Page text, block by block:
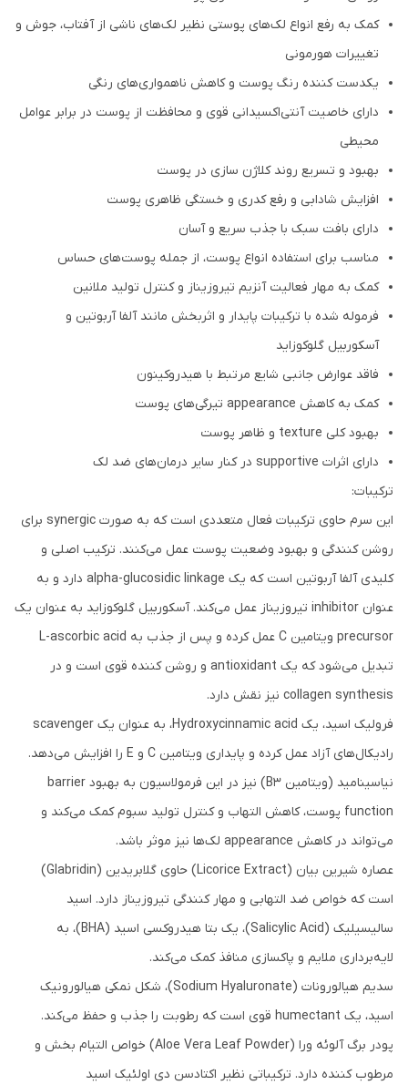
کمک به رفع انواع لک‌های پوستی نظیر لک‌های ناشی از آفتاب، جوش و
تغییرات هورمونی
یکدست کننده رنگ پوست و کاهش ناهمواری‌های رنگی
دارای خاصیت آنتی‌اکسیدانی قوی و محافظت از پوست در برابر عوامل
محیطی
بهبود و تسریع روند کلاژن سازی در پوست
افزایش شادابی و رفع کدری و خستگی ظاهری پوست
دارای بافت سبک با جذب سریع و آسان
مناسب برای استفاده انواع پوست، از جمله پوست‌های حساس
کمک به مهار فعالیت آنزیم تیروزیناز و کنترل تولید ملانین
فرموله شده با ترکیبات پایدار و اثربخش مانند آلفا آربوتین و
آسکوربیل گلوکوزاید
فاقد عوارض جانبی شایع مرتبط با هیدروکینون
کمک به کاهش appearance تیرگی‌های پوست
بهبود کلی texture و ظاهر پوست
دارای اثرات supportive در کنار سایر درمان‌های ضد لک
ترکیبات:
این سرم حاوی ترکیبات فعال متعددی است که به صورت synergic برای
روشن کنندگی و بهبود وضعیت پوست عمل می‌کنند. ترکیب اصلی و
کلیدی آلفا آربوتین است که یک alpha-glucosidic linkage دارد و به
عنوان inhibitor تیروزیناز عمل می‌کند. آسکوربیل گلوکوزاید به عنوان یک
precursor ویتامین C عمل کرده و پس از جذب به L-ascorbic acid
تبدیل می‌شود که یک antioxidant و روشن کننده قوی است و در
collagen synthesis نیز نقش دارد.
فرولیک اسید، یک Hydroxycinnamic acid، به عنوان یک scavenger
رادیکال‌های آزاد عمل کرده و پایداری ویتامین C و E را افزایش می‌دهد.
نیاسینامید (ویتامین B3) نیز در این فرمولاسیون به بهبود barrier
function پوست، کاهش التهاب و کنترل تولید سبوم کمک می‌کند و
می‌تواند در کاهش appearance لک‌ها نیز موثر باشد.
عصاره شیرین بیان (Licorice Extract) حاوی گلابریدین (Glabridin)
است که خواص ضد التهابی و مهار کنندگی تیروزیناز دارد. اسید
سالیسیلیک (Salicylic Acid)، یک بتا هیدروکسی اسید (BHA)، به
لایه‌برداری ملایم و پاکسازی منافذ کمک می‌کند.
سدیم هیالورونات (Sodium Hyaluronate)، شکل نمکی هیالورونیک
اسید، یک humectant قوی است که رطوبت را جذب و حفظ می‌کند.
پودر برگ آلوئه ورا (Aloe Vera Leaf Powder) خواص التیام بخش و
مرطوب کننده دارد. ترکیباتی نظیر اکتادسن دی اولئیک اسید